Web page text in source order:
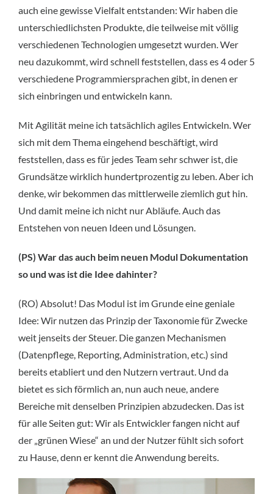
auch eine gewisse Vielfalt entstanden: Wir haben die
unterschiedlichsten Produkte, die teilweise mit völlig
verschiedenen Technologien umgesetzt wurden. Wer
neu dazukommt, wird schnell feststellen, dass es 4 oder 5
verschiedene Programmiersprachen gibt, in denen er
sich einbringen und entwickeln kann.
Mit Agilität meine ich tatsächlich agiles Entwickeln. Wer
sich mit dem Thema eingehend beschäftigt, wird
feststellen, dass es für jedes Team sehr schwer ist, die
Grundsätze wirklich hundertprozentig zu leben. Aber ich
denke, wir bekommen das mittlerweile ziemlich gut hin.
Und damit meine ich nicht nur Abläufe. Auch das
Entstehen von neuen Ideen und Lösungen.
(PS) War das auch beim neuen Modul Dokumentation
so und was ist die Idee dahinter?
(RO) Absolut! Das Modul ist im Grunde eine geniale
Idee: Wir nutzen das Prinzip der Taxonomie für Zwecke
weit jenseits der Steuer. Die ganzen Mechanismen
(Datenpflege, Reporting, Administration, etc.) sind
bereits etabliert und den Nutzern vertraut. Und da
bietet es sich förmlich an, nun auch neue, andere
Bereiche mit denselben Prinzipien abzudecken. Das ist
für alle Seiten gut: Wir als Entwickler fangen nicht auf
der „grünen Wiese“ an und der Nutzer fühlt sich sofort
zu Hause, denn er kennt die Anwendung bereits.